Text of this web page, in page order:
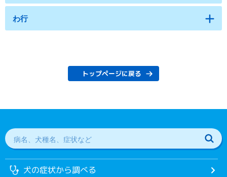
わ行
トップページに戻る
犬の症状から調べる